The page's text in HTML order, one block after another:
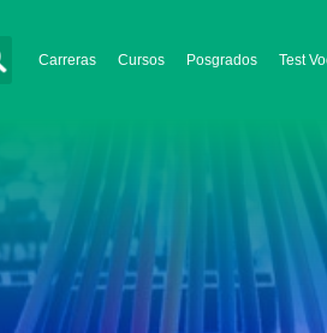
Carreras Cursos Posgrados Test